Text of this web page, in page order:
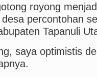
royong
percontohan
Tapanuli
saya optimistis